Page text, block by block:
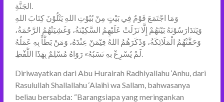
وَمَا اجْتَمَعَ قَوْمٌ فِي بَيْتٍ مِنْ بُيُوْتِ اللهِ يَتْلُوْنَ كِتَابَ اللهِ
وَيَتَدَارَسُوْنَهُ بَيْنَهُمْ إِلَّا نَزَلَتْ عَلَيْهِمُ السَّكِيْنَةُ، وَغَشِيَتْهُمُ الرَّحْمَةُ،
وَحَفَّتْهُمُ الْمَلَائِكَةُ، وَذَكَرَهُمُ اللهُ فِيْمَنْ عِنْدَهُ، وَمَنْ بَطَّأَ بِهِ عَمَلُهُ
Diriwayatkan dari Abu Hurairah Radhiyallahu ‘Anhu, dari
Rasulullah Shallallahu ‘Alaihi wa Sallam, bahwasanya
beliau bersabda: “Barangsiapa yang meringankan